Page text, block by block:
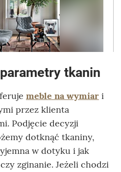
tkanin
meble na wymiar i
przez klienta
Podjęcie decyzji
dotknąć tkaniny,
w dotyku i jak
zginanie. Jeżeli chodzi